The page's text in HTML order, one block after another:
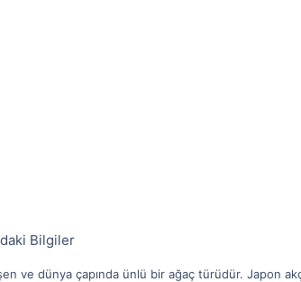
Bilgiler
ve dünya çapında ünlü bir ağaç türüdür. Japon